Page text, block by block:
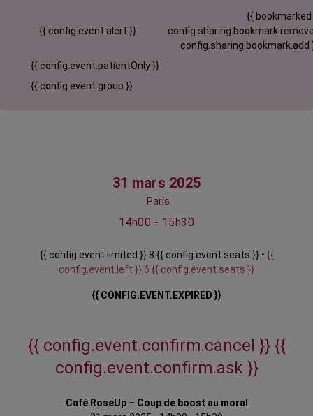
{{ config.event.alert }}
{{ bookmarked
config.sharing.bookmark.add
{{ config.event.patientOnly }}
{{ config.event.group }}
31 mars 2025
Paris
14h00 - 15h30
{{ config.event.limited }} 8 {{ config.event.seats }} • {{
config.event.left }} 6 {{ config.event.seats }}
{{ CONFIG.EVENT.EXPIRED }}
{{ config.event.confirm.cancel }} {{
config.event.confirm.ask }}
Café RoseUp – Coup de boost au moral